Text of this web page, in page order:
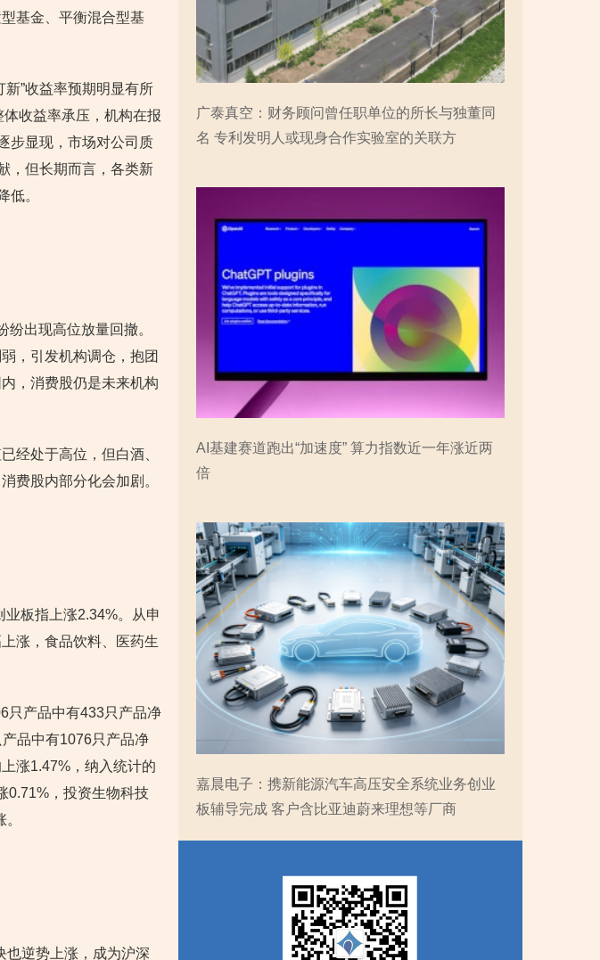
基金、平衡混合型基
”收益率预期明显有所
体收益率承压，机构在报
步显现，市场对公司质
，但长期而言，各类新
低。
出现高位放量回撤。
，引发机构调仓，抱团
，消费股仍是未来机构
经处于高位，但白酒、
费股内部分化会加剧。
业板指上涨2.34%。从申
涨，食品饮料、医药生
只产品中有433只产品净
品中有1076只产品净
涨1.47%，纳入统计的
0.71%，投资生物科技
也逆势上涨，成为沪深
广泰真空：财务顾问曾任职单位的所长与独董同
名 专利发明人或现身合作实验室的关联方
AI基建赛道跑出“加速度” 算力指数近一年涨近两
倍
嘉晨电子：携新能源汽车高压安全系统业务创业
板辅导完成 客户含比亚迪蔚来理想等厂商